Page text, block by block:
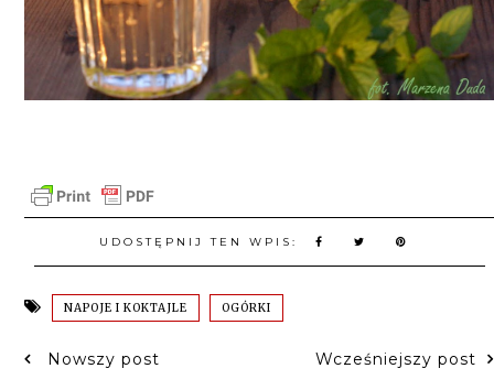
UDOSTĘPNIJ TEN WPIS:
NAPOJE I KOKTAJLE OGÓRKI
Nowszy post Wcześniejszy post